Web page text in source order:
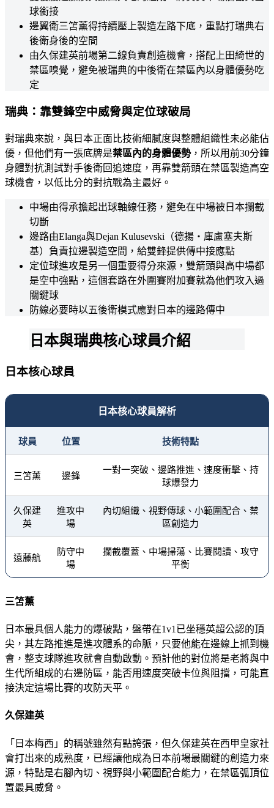
球銜接
邊翼衛三笘薰得持續壓上製造左路下底，重點打瑞典右
後衛身後的空間
由久保建英前場第二線負責創造機會，搭配上田綺世的
禁區嗅覺，避免被瑞典的中後衛在禁區內以身體優勢吃
定
瑞典：靠雙鋒空中威脅與定位球破局
對瑞典來說，與日本正面比技術細膩度與整體組織性未必能佔
優，但他們有一張底牌是禁區內的身體優勢，所以用前30分鐘
身體對抗測試對手後衛回追速度，再靠雙箭頭在禁區製造高空
球機會，以低比分的對抗戰為主最好。
中場由得承擔起出球軸線任務，避免在中場被日本攔截
切斷
邊路由Elanga與Dejan Kulusevski（德揚・庫盧塞夫斯
基）負責拉邊製造空間，給雙鋒提供傳中接應點
定位球進攻是另一個重要得分來源，雙箭頭與高中場都
是空中強點，這個套路在外圍賽附加賽就為他們攻入過
關鍵球
防線必要時以五後衛模式應對日本的邊路傳中
日本與瑞典核心球員介紹
日本核心球員
日本核心球員解析
球員 位置 技術特點
三笘薰 邊鋒
一對一突破、邊路推進、速度衝擊、持
球爆發力
久保建
英
進攻中
場
內切組織、視野傳球、小範圍配合、禁
區創造力
遠藤航
防守中
場
攔截覆蓋、中場掃蕩、比賽閱讀、攻守
平衡
三笘薰
日本最具個人能力的爆破點，盤帶在1v1已坐穩英超公認的頂
尖，其左路推進是進攻體系的命脈，只要他能在邊線上抓到機
會，整支球隊進攻就會自動啟動。預計他的對位將是老將與中
生代所組成的右邊防區，能否用速度突破卡位與阻擋，可能直
接決定這場比賽的攻防天平。
久保建英
「日本梅西」的稱號雖然有點誇張，但久保建英在西甲皇家社
會打出來的成熟度，已經讓他成為日本前場最關鍵的創造力來
源，特點是右腳內切、視野與小範圍配合能力，在禁區弧頂位
置最具威脅。